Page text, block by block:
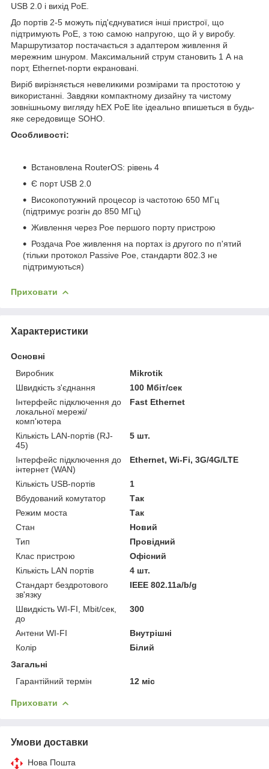
USB 2.0 і вихід PoE.
До портів 2-5 можуть під'єднуватися інші пристрої, що
підтримують PoE, з тою самою напругою, що й у виробу.
Маршрутизатор постачається з адаптером живлення й
мережним шнуром. Максимальний струм становить 1 А на
порт, Ethernet-порти екрановані.
Виріб вирізняється невеликими розмірами та простотою у
використанні. Завдяки компактному дизайну та чистому
зовнішньому вигляду hEX PoE lite ідеально впишеться в будь-
яке середовище SOHO.
Особливості:
Встановлена RouterOS: рівень 4
Є порт USB 2.0
Високопотужний процесор із частотою 650 МГц
(підтримує розгін до 850 МГц)
Живлення через Poe першого порту пристрою
Роздача Poe живлення на портах із другого по п'ятий
(тільки протокол Passive Poe, стандарти 802.3 не
підтримуються)
Приховати
Характеристики
Основні
Виробник
Mikrotik
Швидкість з'єднання
100 Мбіт/сек
Інтерфейс підключення до
локальної мережі/
комп'ютера
Fast Ethernet
Кількість LAN-портів (RJ-
45)
5 шт.
Інтерфейс підключення до
інтернет (WAN)
Ethernet, Wi-Fi, 3G/4G/LTE
Кількість USB-портів
1
Вбудований комутатор
Так
Режим моста
Так
Стан
Новий
Тип
Провідний
Клас пристрою
Офісний
Кількість LAN портів
4 шт.
Стандарт бездротового
зв'язку
IEEE 802.11a/b/g
Швидкість WI-FI, Mbit/сек,
до
300
Антени WI-FI
Внутрішні
Колір
Білий
Загальні
Гарантійний термін
12 міс
Приховати
Умови доставки
Нова Пошта